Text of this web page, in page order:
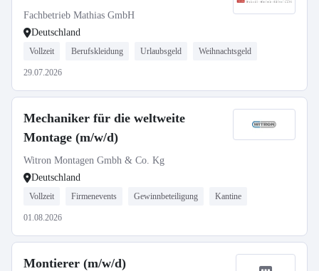
Fachbetrieb Mathias GmbH
Deutschland
Vollzeit Berufskleidung Urlaubsgeld Weihnachtsgeld
29.07.2026
Mechaniker für die weltweite
Montage (m/w/d)
Witron Montagen Gmbh & Co. Kg
Deutschland
Vollzeit Firmenevents Gewinnbeteiligung Kantine
01.08.2026
Montierer (m/w/d)